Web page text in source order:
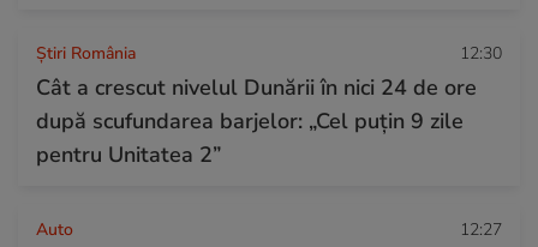
Știri România 12:30
Cât a crescut nivelul Dunării în nici 24 de ore
după scufundarea barjelor: „Cel puțin 9 zile
pentru Unitatea 2”
Auto 12:27